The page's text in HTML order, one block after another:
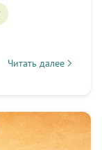
Читать далее
about Танзания: